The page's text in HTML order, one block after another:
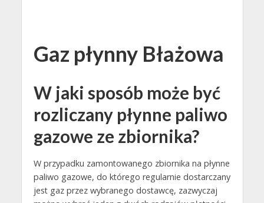
Gaz płynny Błażowa
W jaki sposób może być
rozliczany płynne paliwo
gazowe ze zbiornika?
W przypadku zamontowanego zbiornika na płynne
paliwo gazowe, do którego regularnie dostarczany
jest gaz przez wybranego dostawcę, zazwyczaj